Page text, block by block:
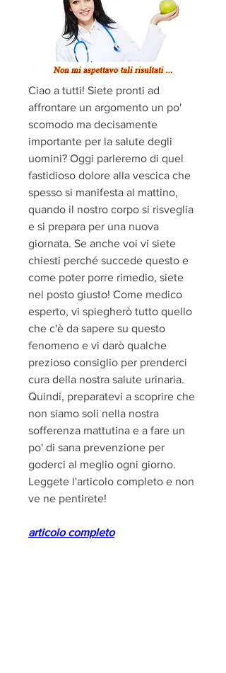
Ciao a tutti! Siete pronti ad
affrontare un argomento un po'
scomodo ma decisamente
importante per la salute degli
uomini? Oggi parleremo di quel
fastidioso dolore alla vescica che
spesso si manifesta al mattino,
quando il nostro corpo si risveglia
e si prepara per una nuova
giornata. Se anche voi vi siete
chiesti perché succede questo e
come poter porre rimedio, siete
nel posto giusto! Come medico
esperto, vi spiegherò tutto quello
che c'è da sapere su questo
fenomeno e vi darò qualche
prezioso consiglio per prenderci
cura della nostra salute urinaria.
Quindi, preparatevi a scoprire che
non siamo soli nella nostra
sofferenza mattutina e a fare un
po' di sana prevenzione per
goderci al meglio ogni giorno.
Leggete l'articolo completo e non
ve ne pentirete!
articolo completo